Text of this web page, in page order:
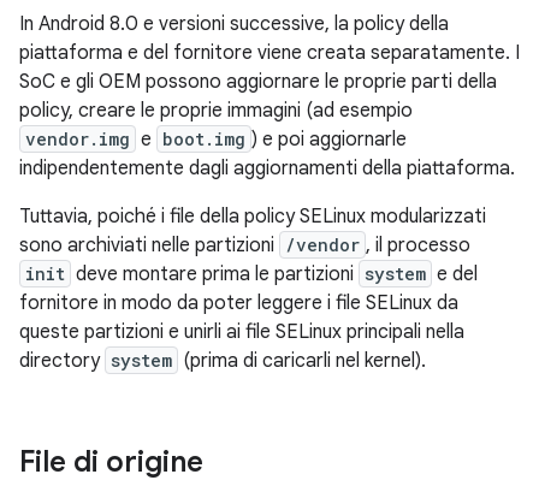
In Android 8.0 e versioni successive, la policy della
piattaforma e del fornitore viene creata separatamente. I
SoC e gli OEM possono aggiornare le proprie parti della
policy, creare le proprie immagini (ad esempio
vendor.img e boot.img ) e poi aggiornarle
indipendentemente dagli aggiornamenti della piattaforma.
Tuttavia, poiché i file della policy SELinux modularizzati
sono archiviati nelle partizioni
/vendor , il processo
init deve montare prima le partizioni system e del
fornitore in modo da poter leggere i file SELinux da
queste partizioni e unirli ai file SELinux principali nella
directory system (prima di caricarli nel kernel).
File di origine